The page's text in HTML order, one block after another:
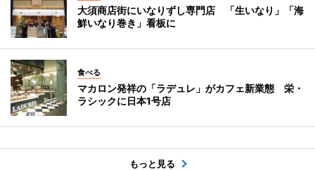
大須商店街にいなりずし専門店 「生いなり」「海
鮮いなり巻き」看板に
食べる
マカロン発祥の「ラデュレ」がカフェ新業態 栄・
ラシックに日本1号店
もっと見る